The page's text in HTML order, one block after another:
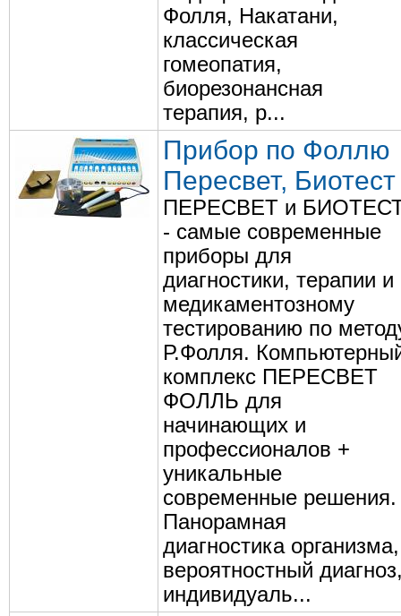
Фолля, Накатани,
классическая
гомеопатия,
биорезонансная
терапия, р...
Прибор по Фоллю
Пересвет, Биотест
ПЕРЕСВЕТ и
- самые современные
приборы для
диагностики, терапии и
медикаментозному
тестированию по
Р.Фолля.
комплекс ПЕРЕСВЕТ
ФОЛЛЬ для
начинающих и
профессионалов +
уникальные
современные решения.
Панорамная
диагностика организма,
вероятностный
индивидуаль...